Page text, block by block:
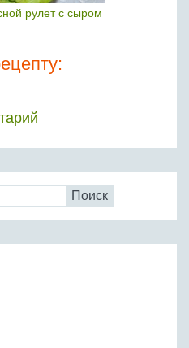
рулет с сыром
Поиск